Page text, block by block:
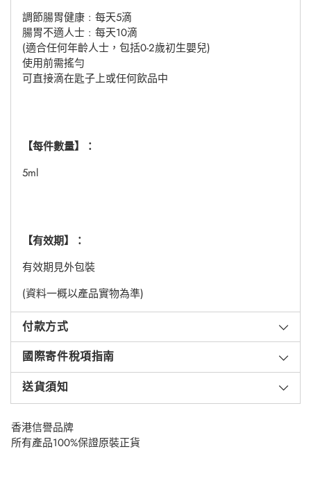
調節腸胃健康 : 每天5滴
腸胃不適人士 : 每天10滴
(適合任何年齡人士，包括0-2歲初生嬰兒)
使用前需搖勻
可直接滴在匙子上或任何飲品中
【每件數量】：
5ml
【有效期】：
有效期見外包裝
(資料一概以產品實物為準)
付款方式
國際寄件稅項指南
送貨須知
香港信譽品牌
所有產品100%保證原裝正貨